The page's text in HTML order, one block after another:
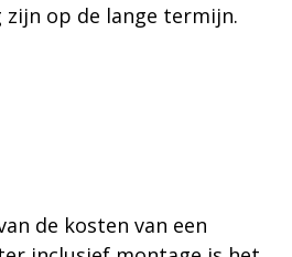
op de lange termijn.
de kosten van een